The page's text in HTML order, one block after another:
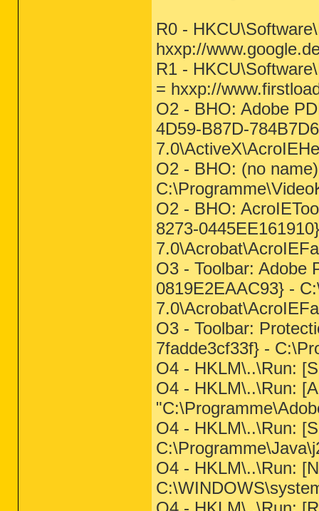
R0 -
hxxp://
R1 -
= hxxp://
O2 - BHO: Adobe
4D59-B87D-
O2 - BHO: (no
O2 - BHO:
8273-
O3 - Toolbar: Adobe
0819E2EAAC93} -
O3 - Toolbar:
7fadde3cf33f} -
O4 - HKLM\..\Run:
O4 - HKLM\..\Run:
O4 - HKLM\..\Run:
O4 - HKLM\..\Run: